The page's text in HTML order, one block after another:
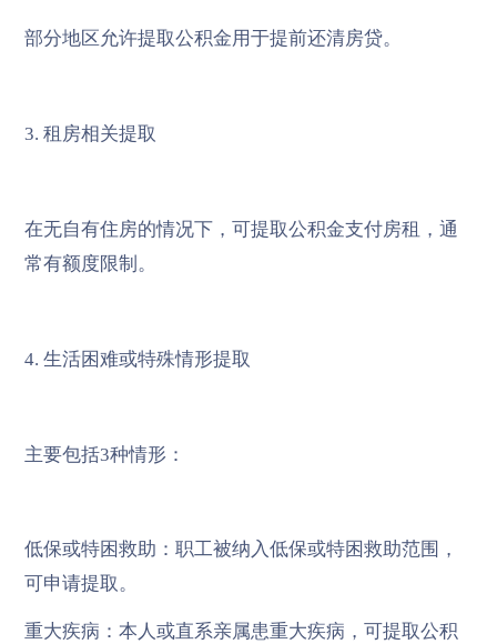
部分地区允许提取公积金用于提前还清房贷。
3. 租房相关提取
在无自有住房的情况下，可提取公积金支付房租，通
常有额度限制。
4. 生活困难或特殊情形提取
主要包括3种情形：
低保或特困救助：职工被纳入低保或特困救助范围，
可申请提取。
重大疾病：本人或直系亲属患重大疾病，可提取公积